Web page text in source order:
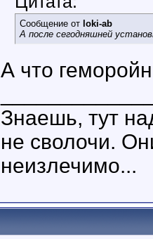
Сообщение от loki-ab
А после сегодняшней
А что
Знаешь, тут
не сволочи.
неизлечимо...